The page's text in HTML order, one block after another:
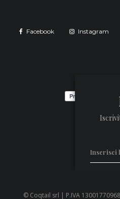
Facebook Instagram
© Coqtail srl | P.IVA